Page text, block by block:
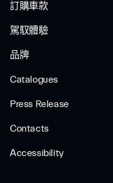
訂購車款
駕馭體驗
品牌
Catalogues
Press Release
Contacts
Accessibility